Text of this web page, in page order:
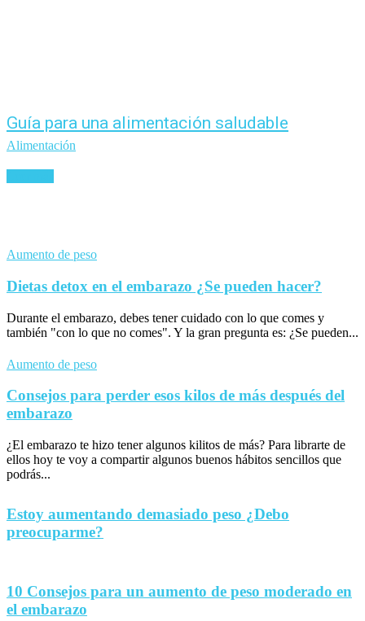
Guía para una alimentación saludable
Alimentación
Aumento de peso
Dietas detox en el embarazo ¿Se pueden hacer?
Durante el embarazo, debes tener cuidado con lo que comes y
también "con lo que no comes". Y la gran pregunta es: ¿Se pueden...
Aumento de peso
Consejos para perder esos kilos de más después del
embarazo
¿El embarazo te hizo tener algunos kilitos de más? Para librarte de
ellos hoy te voy a compartir algunos buenos hábitos sencillos que
podrás...
Estoy aumentando demasiado peso ¿Debo
preocuparme?
10 Consejos para un aumento de peso moderado en
el embarazo